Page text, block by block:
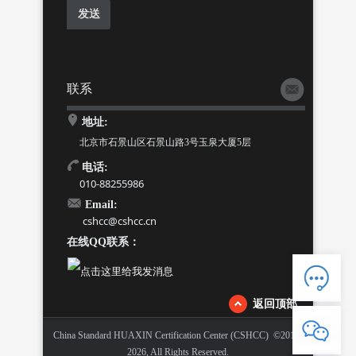
电话：88255986
联系
地址:
北京市石景山区石景山路3号玉泉大厦5层
电话:
010-88255986
Email:
cshcc@cshcc.cn
在线QQ联系：
返回顶部
China Standard HUAXIN Certification Center (CSHCC) ©2015-
2026, All Rights Reserved.